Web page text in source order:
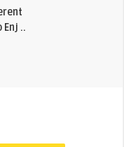
Enj ..